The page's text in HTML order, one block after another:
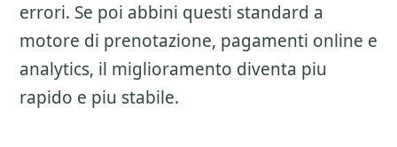
errori. Se poi abbini questi standard a
motore di prenotazione, pagamenti online e
analytics, il miglioramento diventa piu
rapido e piu stabile.